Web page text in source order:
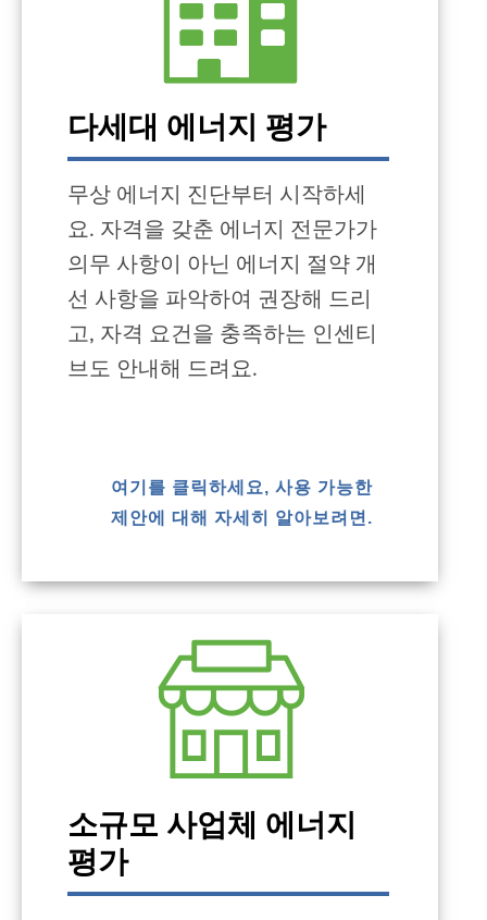
다세대 에너지 평가
무상 에너지 진단부터 시작하세
요. 자격을 갖춘 에너지 전문가가
의무 사항이 아닌 에너지 절약 개
선 사항을 파악하여 권장해 드리
고, 자격 요건을 충족하는 인센티
브도 안내해 드려요.
여기를 클릭하세요, 사용 가능한
제안에 대해 자세히 알아보려면.
소규모 사업체 에너지
평가